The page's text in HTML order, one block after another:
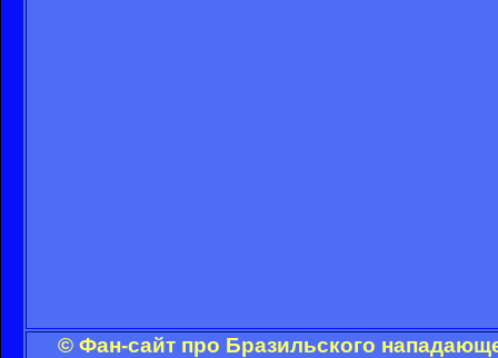
© Фан-сайт про Бразильского